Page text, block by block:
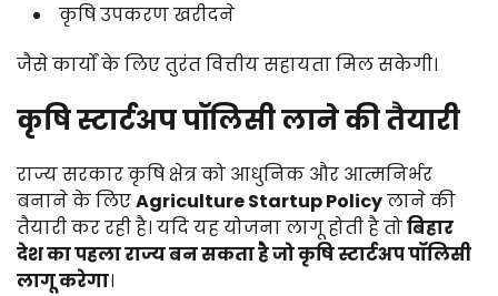
कृषिउपकरणखरीदने
जैसेकार्योंकेलिएतुरंतवित्तीयसहायतामिलसकेगी।
कृषिस्टार्टअपपॉलिसीलानेकीतैयारी
राज्यसरकारकृषिक्षेत्रको आधुनिक और आत्मनिर्भर
बनानेकेलिएAgricultureStartupPolicyलानेकी
तैयारीकररहीहै। यदियहयोजनालागूहोतीहैतोबिहार
देशकापहलाराज्यबनसकताहैजोकृषिस्टार्टअपपॉलिसी
लागूकरेगा।